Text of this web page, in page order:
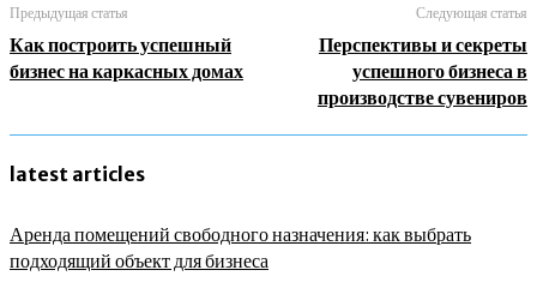
Предыдущая статья
Как построить успешный
бизнес на каркасных домах
Следующая статья
Перспективы и секреты
успешного бизнеса в
производстве сувениров
latest articles
Аренда помещений свободного назначения: как выбрать
подходящий объект для бизнеса